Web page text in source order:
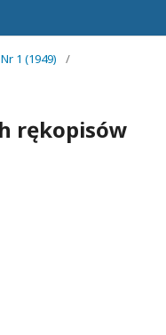
1 (1949)
/
rękopisów